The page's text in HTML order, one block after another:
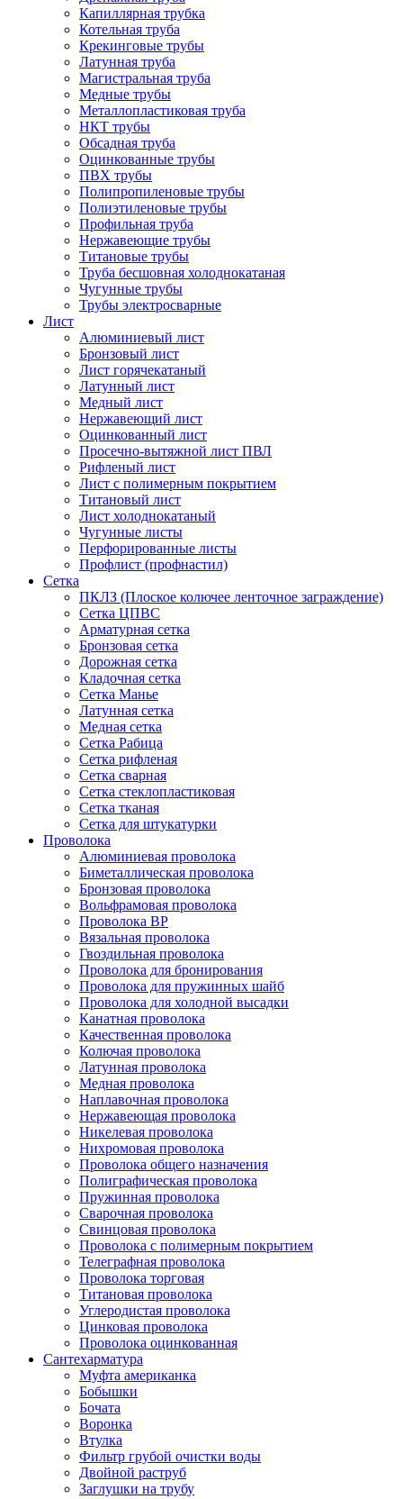
Капиллярная трубка
Котельная труба
Крекинговые трубы
Латунная труба
Магистральная труба
Медные трубы
Металлопластиковая труба
НКТ трубы
Обсадная труба
Оцинкованные трубы
ПВХ трубы
Полипропиленовые трубы
Полиэтиленовые трубы
Профильная труба
Нержавеющие трубы
Титановые трубы
Труба бесшовная холоднокатаная
Чугунные трубы
Трубы электросварные
Лист
Алюминиевый лист
Бронзовый лист
Лист горячекатаный
Латунный лист
Медный лист
Нержавеющий лист
Оцинкованный лист
Просечно-вытяжной лист ПВЛ
Рифленый лист
Лист с полимерным покрытием
Титановый лист
Лист холоднокатаный
Чугунные листы
Перфорированные листы
Профлист (профнастил)
Сетка
ПКЛЗ (Плоское колючее ленточное заграждение)
Сетка ЦПВС
Арматурная сетка
Бронзовая сетка
Дорожная сетка
Кладочная сетка
Сетка Манье
Латунная сетка
Медная сетка
Сетка Рабица
Сетка рифленая
Сетка сварная
Сетка стеклопластиковая
Сетка тканая
Сетка для штукатурки
Проволока
Алюминиевая проволока
Биметаллическая проволока
Бронзовая проволока
Вольфрамовая проволока
Проволока ВР
Вязальная проволока
Гвоздильная проволока
Проволока для бронирования
Проволока для пружинных шайб
Проволока для холодной высадки
Канатная проволока
Качественная проволока
Колючая проволока
Латунная проволока
Медная проволока
Наплавочная проволока
Нержавеющая проволока
Никелевая проволока
Нихромовая проволока
Проволока общего назначения
Полиграфическая проволока
Пружинная проволока
Сварочная проволока
Свинцовая проволока
Проволока с полимерным покрытием
Телеграфная проволока
Проволока торговая
Титановая проволока
Углеродистая проволока
Цинковая проволока
Проволока оцинкованная
Сантехарматура
Муфта американка
Бобышки
Бочата
Воронка
Втулка
Фильтр грубой очистки воды
Двойной раструб
Заглушки на трубу